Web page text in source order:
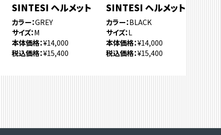
SINTESI ヘルメット
カラー GREY
サイズ M
本体価格 ¥14,000
税込価格 ¥15,400
SINTESI ヘルメット
カラー BLACK
サイズ L
本体価格 ¥14,000
税込価格 ¥15,400